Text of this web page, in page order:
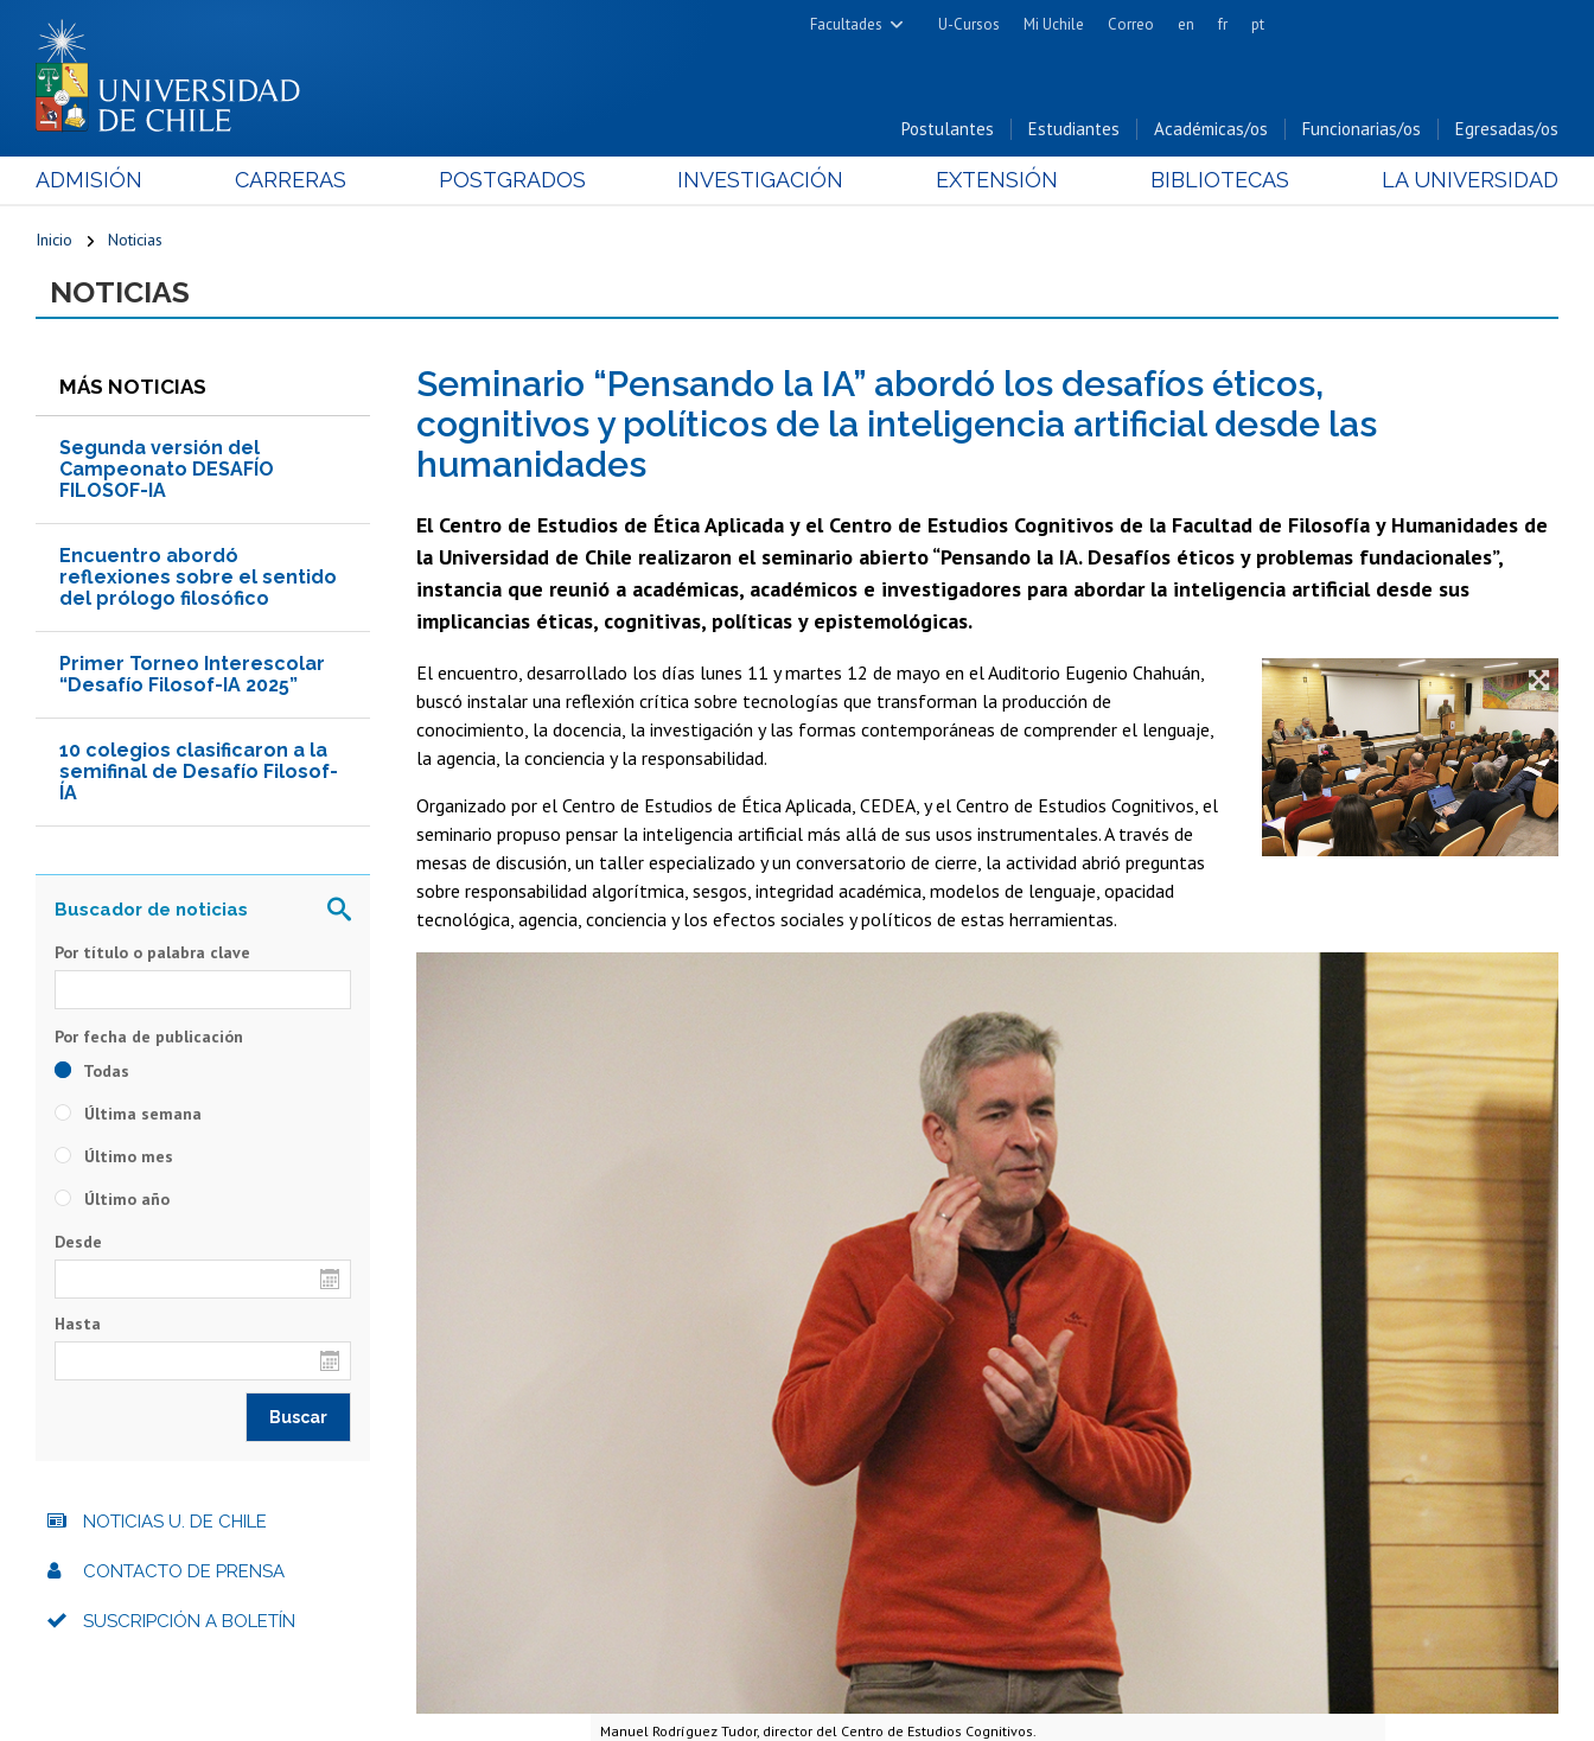
Facultades
Cs. Físicas y Matemáticas
Cs. Forestales y Conservación
Cs. Químicas y Farmacéuticas
Cs. Sociales
Estudios Avanzados en Educación
Estudios Internacionales
Nutrición y Tecnología de
Alimentos
Bachillerato
U-Cursos Mi Uchile Correo en fr pt
Postulantes Estudiantes Académicas/os Funcionarias/os Egresadas/os
ADMISIÓN CARRERAS POSTGRADOS INVESTIGACIÓN EXTENSIÓN BIBLIOTECAS LA UNIVERSIDAD
Inicio Noticias
NOTICIAS
MÁS NOTICIAS
Segunda versión del
Campeonato DESAFÍO
FILOSOF-IA
Encuentro abordó
reflexiones sobre el sentido
del prólogo filosófico
Primer Torneo Interescolar
“Desafío Filosof-IA 2025”
10 colegios clasificaron a la
semifinal de Desafío Filosof-
ÍA
Seminario “Pensando la IA” abordó los desafíos éticos,
cognitivos y políticos de la inteligencia artificial desde las
humanidades
El Centro de Estudios de Ética Aplicada y el Centro de Estudios Cognitivos de la Facultad de Filosofía y Humanidades de
la Universidad de Chile realizaron el seminario abierto “Pensando la IA. Desafíos éticos y problemas fundacionales”,
instancia que reunió a académicas, académicos e investigadores para abordar la inteligencia artificial desde sus
implicancias éticas, cognitivas, políticas y epistemológicas.
El encuentro, desarrollado los días lunes 11 y martes 12 de mayo en el Auditorio Eugenio Chahuán,
buscó instalar una reflexión crítica sobre tecnologías que transforman la producción de
conocimiento, la docencia, la investigación y las formas contemporáneas de comprender el lenguaje,
la agencia, la conciencia y la responsabilidad.
Organizado por el Centro de Estudios de Ética Aplicada, CEDEA, y el Centro de Estudios Cognitivos, el
seminario propuso pensar la inteligencia artificial más allá de sus usos instrumentales. A través de
mesas de discusión, un taller especializado y un conversatorio de cierre, la actividad abrió preguntas
sobre responsabilidad algorítmica, sesgos, integridad académica, modelos de lenguaje, opacidad
tecnológica, agencia, conciencia y los efectos sociales y políticos de estas herramientas.
Manuel Rodríguez Tudor, director del Centro de Estudios Cognitivos.
Por título o palabra clave
Todas
Última semana
Último mes
Último año
Desde
Hasta
NOTICIAS U. DE CHILE
CONTACTO DE PRENSA
SUSCRIPCIÓN A BOLETÍN